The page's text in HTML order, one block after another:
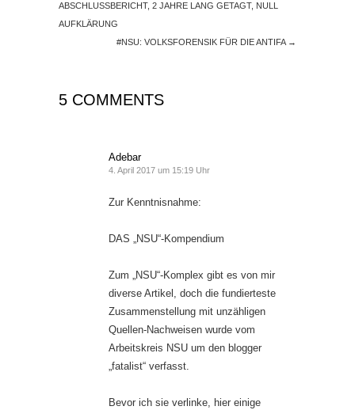
ABSCHLUSSBERICHT, 2 JAHRE LANG GETAGT, NULL
AUFKLÄRUNG
#NSU: VOLKSFORENSIK FÜR DIE ANTIFA →
5 COMMENTS
Adebar
4. April 2017 um 15:19 Uhr
Zur Kenntnisnahme:
DAS „NSU“-Kompendium
Zum „NSU“-Komplex gibt es von mir
diverse Artikel, doch die fundierteste
Zusammenstellung mit unzähligen
Quellen-Nachweisen wurde vom
Arbeitskreis NSU um den blogger
„fatalist“ verfasst.
Bevor ich sie verlinke, hier einige